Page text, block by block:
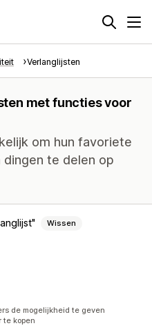
Verlanglijsten
met functies voor
om hun favoriete
te delen op
Wissen
de mogelijkheid te geven
te kopen